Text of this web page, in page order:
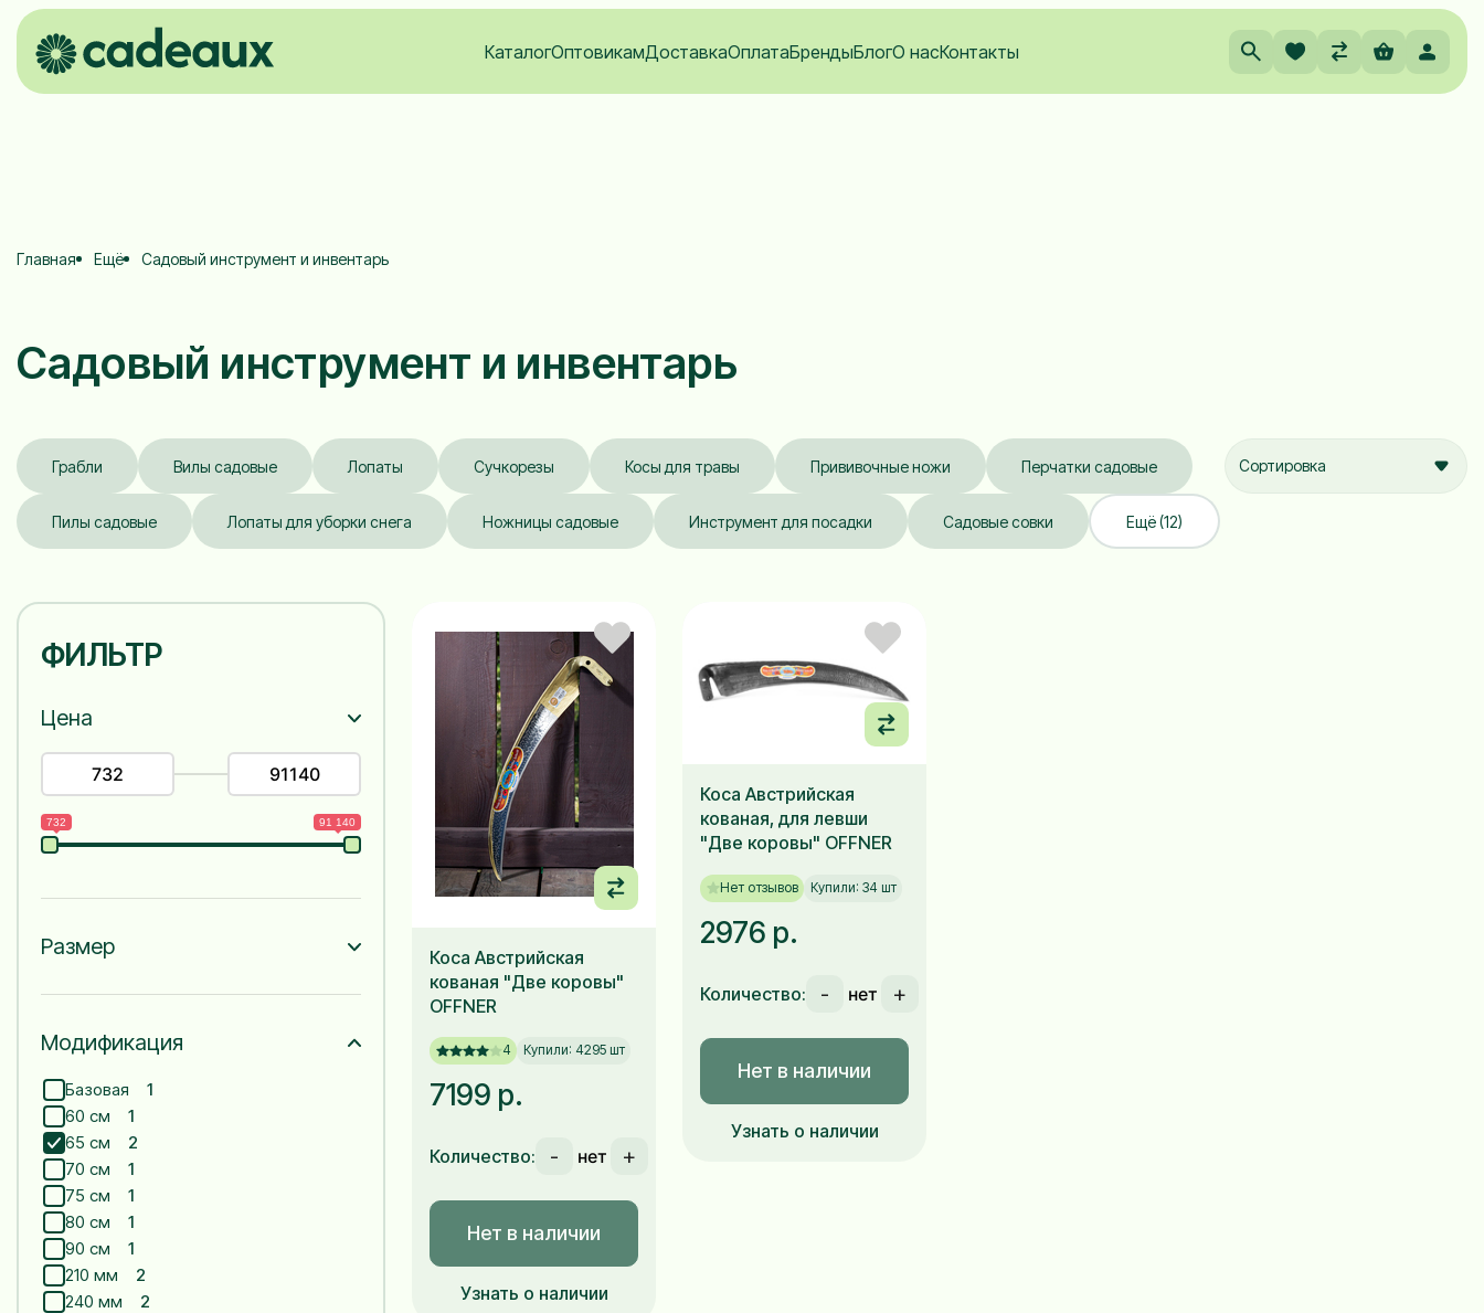
КаталогОптовикамДоставкаОплатаБрендыБлогО насКонтакты
Главная Ещё Садовый инструмент и инвентарь
Садовый инструмент и инвентарь
Грабли Вилы садовые Лопаты Сучкорезы Косы для травы Прививочные ножи Перчатки садовые
Пилы садовые Лопаты для уборки снега Ножницы садовые Инструмент для посадки Садовые совки Ещё (12)
Сортировка
ФИЛЬТР
Цена
732 91 140
Размер
Модификация
Базовая
1
60 см
1
65 см
2
70 см
1
75 см
1
80 см
1
90 см
1
210 мм
2
240 мм
2
Коса Австрийская
кованая "Две коровы"
OFFNER
4 Купили: 4295 шт
7199 р.
Количество: - +
Нет в наличии
Узнать о наличии
Коса Австрийская
кованая, для левши
"Две коровы" OFFNER
Нет отзывов Купили: 34 шт
2976 р.
Количество: - +
Нет в наличии
Узнать о наличии